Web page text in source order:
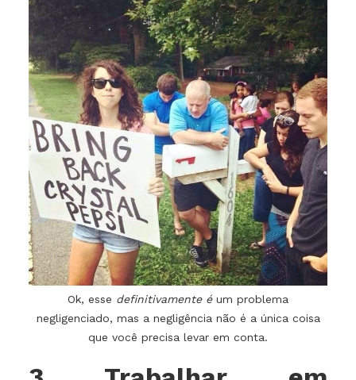
Ok, esse definitivamente éum problema
negligenciado, mas a negligência não é a única coisa
que você precisa levar em conta.